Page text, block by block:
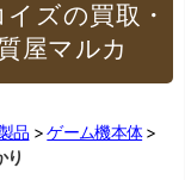
ズの買取・
屋マルカ
品
ゲーム機本体
り